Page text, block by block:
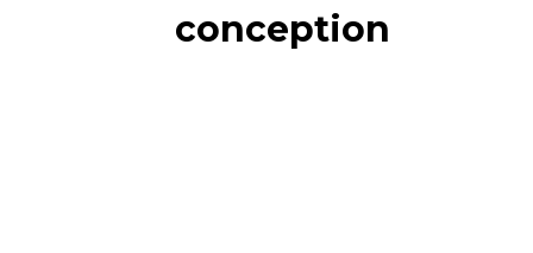
conception